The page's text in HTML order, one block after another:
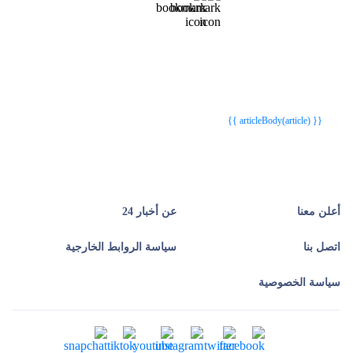
{{ articleBody(article) }}
أعلن معنا عن أخبار 24
اتصل بنا سياسة الروابط الخارجية
سياسة الخصوصية